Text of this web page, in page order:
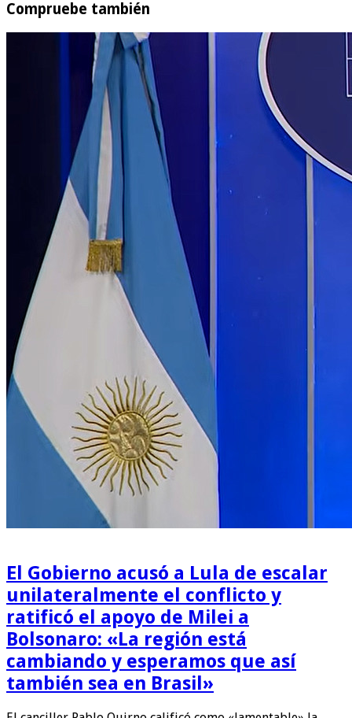
Compruebe también
El Gobierno acusó a Lula de escalar
unilateralmente el conflicto y
ratificó el apoyo de Milei a
Bolsonaro: «La región está
cambiando y esperamos que así
también sea en Brasil»